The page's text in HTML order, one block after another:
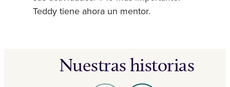
Teddy tiene ahora un mentor.
Nuestras historias